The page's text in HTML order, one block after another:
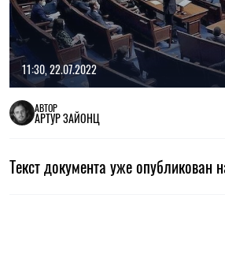
11:30, 22.07.2022
АВТОР
АРТУР ЗАЙОНЦ
Текст документа уже опубликован